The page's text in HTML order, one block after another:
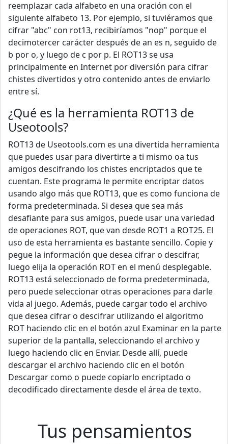
reemplazar cada alfabeto en una oración con el
siguiente alfabeto 13. Por ejemplo, si tuviéramos que
cifrar "abc" con rot13, recibiríamos "nop" porque el
decimotercer carácter después de an es n, seguido de
b por o, y luego de c por p. El ROT13 se usa
principalmente en Internet por diversión para cifrar
chistes divertidos y otro contenido antes de enviarlo
entre sí.
¿Qué es la herramienta ROT13 de
Useotools?
ROT13 de Useotools.com es una divertida herramienta
que puedes usar para divertirte a ti mismo oa tus
amigos descifrando los chistes encriptados que te
cuentan. Este programa le permite encriptar datos
usando algo más que ROT13, que es como funciona de
forma predeterminada. Si desea que sea más
desafiante para sus amigos, puede usar una variedad
de operaciones ROT, que van desde ROT1 a ROT25. El
uso de esta herramienta es bastante sencillo. Copie y
pegue la información que desea cifrar o descifrar,
luego elija la operación ROT en el menú desplegable.
ROT13 está seleccionado de forma predeterminada,
pero puede seleccionar otras operaciones para darle
vida al juego. Además, puede cargar todo el archivo
que desea cifrar o descifrar utilizando el algoritmo
ROT haciendo clic en el botón azul Examinar en la parte
superior de la pantalla, seleccionando el archivo y
luego haciendo clic en Enviar. Desde allí, puede
descargar el archivo haciendo clic en el botón
Descargar como o puede copiarlo encriptado o
decodificado directamente desde el área de texto.
Tus pensamientos